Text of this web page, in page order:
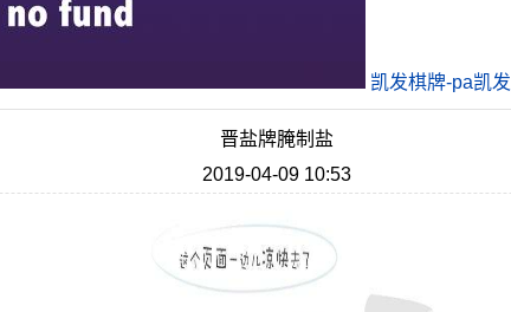
凯发棋牌-pa凯发
晋盐牌腌制盐
2019-04-09 10:53